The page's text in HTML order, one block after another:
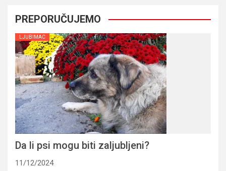
PREPORUČUJEMO
LJUBIMAC
Da li psi mogu biti zaljubljeni?
11/12/2024